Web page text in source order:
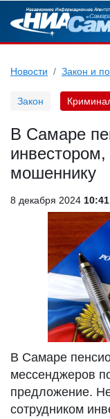
Новости Закон и
Закон
В Самаре
мошеннику
8 декабря 2024 10:41
В Самаре
мессенджеров
предложение.
сотрудником